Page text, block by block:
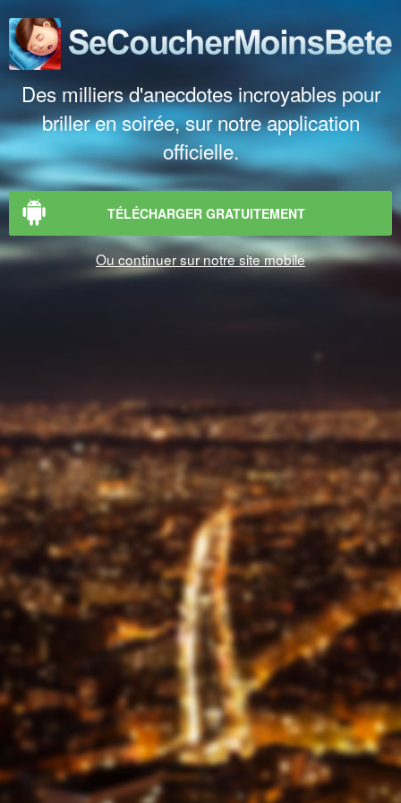
Des milliers d'anecdotes incroyables pour
briller en soirée, sur notre application
officielle.
TÉLÉCHARGER GRATUITEMENT
Ou continuer sur notre site mobile